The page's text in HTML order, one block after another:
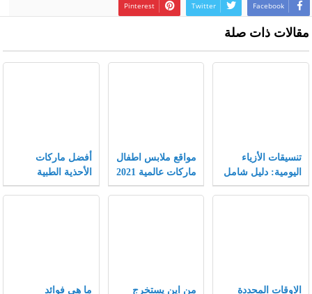
Facebook
Twitter
Pinterest
مقالات ذات صلة
تنسيقات الأزياء
اليومية: دليل شامل
يجمع بين الراحة
مواقع ملابس اطفال
ماركات عالمية 2021
أفضل ماركات
الأحذية الطبية
النسائية
الاوقات المحددة من اين يستخرج ما هي فوائد